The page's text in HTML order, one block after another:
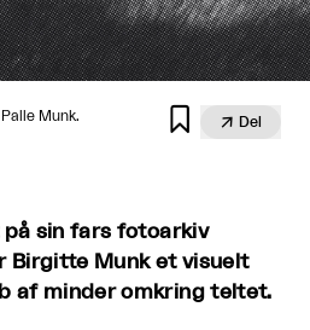
Munk.   Del
på sin fars fotoarkiv
Birgitte Munk et visuelt
af minder omkring teltet.